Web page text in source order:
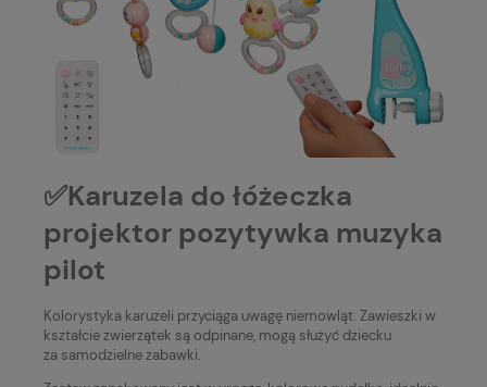
✅Karuzela do łóżeczka
projektor pozytywka muzyka
pilot
Kolorystyka karuzeli przyciąga uwagę niemowląt. Zawieszki w
kształcie zwierzątek są odpinane, mogą służyć dziecku
za samodzielne zabawki.